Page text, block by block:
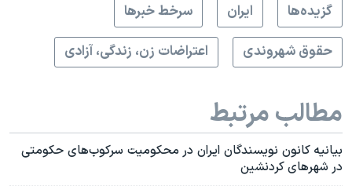
گزيده‌ها
ايران
سرخط خبرها
حقوق شهروندی
اعتراضات زن، زندگی، آزادی
مطالب مرتبط
بیانیه کانون نویسندگان ایران در محکومیت سرکوب‌های حکومتی
در شهرهای کردنشین